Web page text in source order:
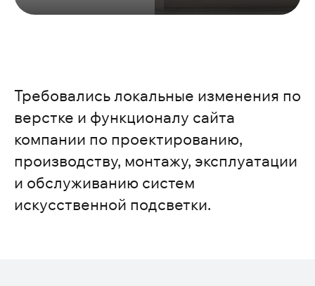
Требовались локальные изменения по
верстке и функционалу сайта
компании по проектированию,
производству, монтажу, эксплуатации
и обслуживанию систем
искусственной подсветки.